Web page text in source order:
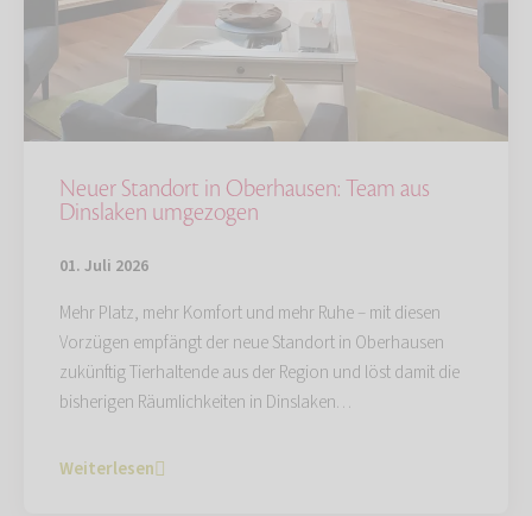
Neuer Standort in Oberhausen: Team aus
Dinslaken umgezogen
01. Juli 2026
Mehr Platz, mehr Komfort und mehr Ruhe – mit diesen
Vorzügen empfängt der neue Standort in Oberhausen
zukünftig Tierhaltende aus der Region und löst damit die
bisherigen Räumlichkeiten in Dinslaken…
Weiterlesen